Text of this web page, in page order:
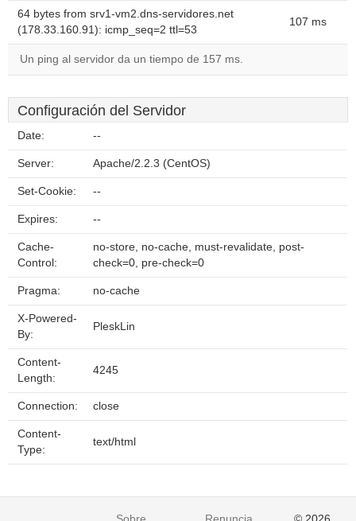
64 bytes from srv1-vm2.dns-servidores.net
(178.33.160.91): icmp_seq=2 ttl=53
107 ms
Un ping al servidor da un tiempo de 157 ms.
Configuración del Servidor
Date: --
Server: Apache/2.2.3 (CentOS)
Set-Cookie: --
Expires: --
Cache-
Control:
no-store, no-cache, must-revalidate, post-
check=0, pre-check=0
Pragma: no-cache
X-Powered-
By:
PleskLin
Content-
Length:
4245
Connection: close
Content-
Type:
text/html